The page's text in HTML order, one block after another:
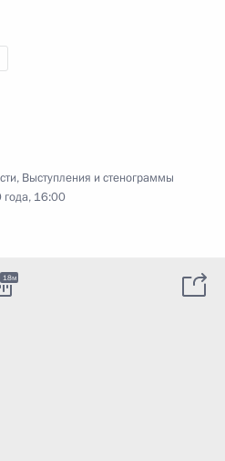
, Выступления и стенограммы
16:00
18м